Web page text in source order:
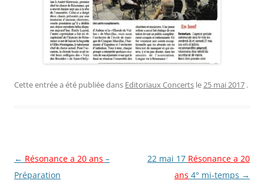
Cette entrée a été publiée dans Editoriaux Concerts le25 mai 2017 .
Navigation
des
← Résonance a 20 ans –
Préparation
22 mai 17 Résonance a 20
ans 4° mi-temps →